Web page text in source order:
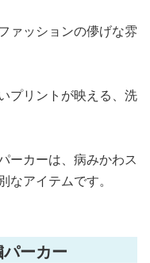
ァッションの儚げな雰
プリントが映える、洗
ーカーは、病みかわス
アイテムです。
ーカー